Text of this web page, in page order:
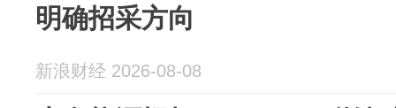
明确招采方向
新浪财经 2026-08-08